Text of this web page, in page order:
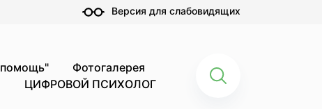
Версия для слабовидящих
Фотогалерея
ЦИФРОВОЙ ПСИХОЛОГ